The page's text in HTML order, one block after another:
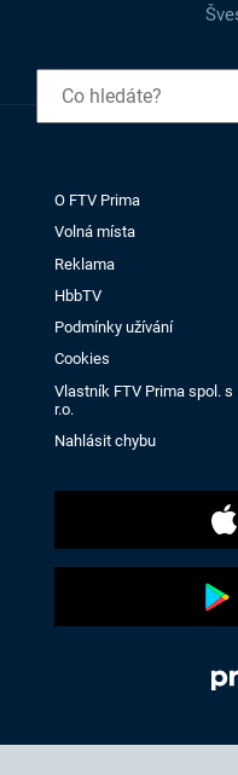
O FTV Prima
Volná místa
Reklama
HbbTV
Podmínky užívání
Cookies
Vlastník FTV Prima spol. s
r.o.
Nahlásit chybu